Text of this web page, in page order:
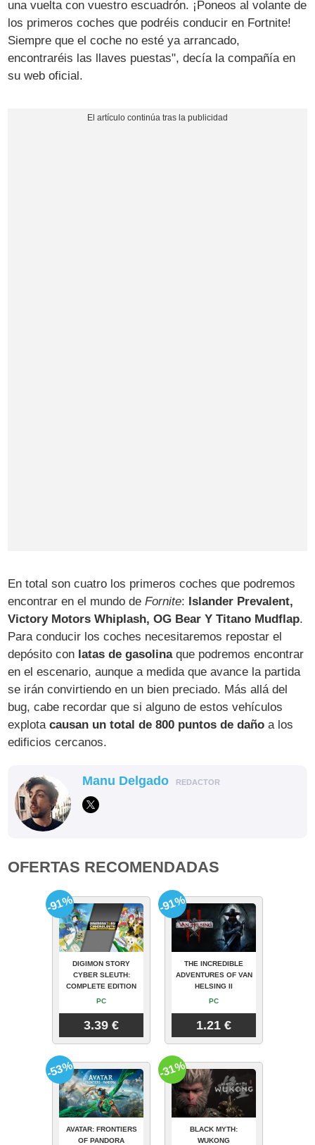
una vuelta con vuestro escuadrón. ¡Poneos al volante de
los primeros coches que podréis conducir en Fortnite!
Siempre que el coche no esté ya arrancado,
encontraréis las llaves puestas", decía la compañía en
su web oficial.
En total son cuatro los primeros coches que podremos
encontrar en el mundo deFornite: Islander Prevalent,
Victory Motors Whiplash, OG Bear Y Titano Mudflap.
Para conducir los coches necesitaremos repostar el
depósito con latas de gasolinaque podremos encontrar
en el escenario, aunque a medida que avance la partida
se irán convirtiendo en un bien preciado. Más allá del
bug, cabe recordar que si alguno de estos vehículos
explotacausan un total de 800 puntos de daño a los
edificios cercanos.
Manu Delgado REDACTOR
OFERTAS RECOMENDADAS
DIGIMON STORY
CYBER SLEUTH:
COMPLETE EDITION
PC
3.39 €
-91%
THE INCREDIBLE
ADVENTURES OF VAN
HELSING II
PC
1.21 €
-91%
AVATAR: FRONTIERS
OF PANDORA
-53%
BLACK MYTH:
WUKONG
-31%